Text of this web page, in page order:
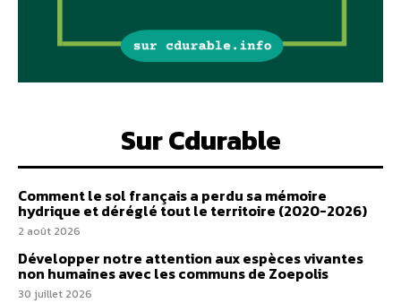
Sur Cdurable
Comment le sol français a perdu sa mémoire
hydrique et déréglé tout le territoire (2020-2026)
2 août 2026
Développer notre attention aux espèces vivantes
non humaines avec les communs de Zoepolis
30 juillet 2026